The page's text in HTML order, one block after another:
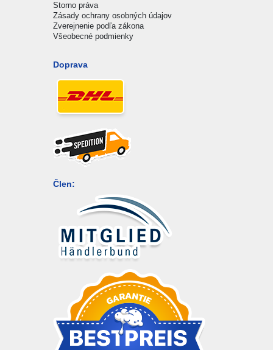
Storno práva
Zásady ochrany osobných údajov
Zverejnenie podľa zákona
Všeobecné podmienky
Doprava
Člen: